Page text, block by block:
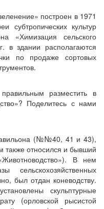
построен в 1971
субтропических культур
«Химизация сельского
в здании располагаются
по продаже сортовых
разместить в
Поделитесь с нами
(№№40, 41 и 43),
также относился и бывший
В нем
был отдан коневодству.
скульптурные
(орловской рысистой